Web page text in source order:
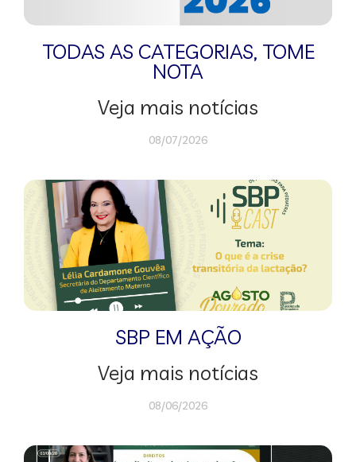
TODAS AS CATEGORIAS, TOME
NOTA
Veja mais notícias
08/07/2026
SBP EM AÇÃO
Veja mais notícias
08/06/2026